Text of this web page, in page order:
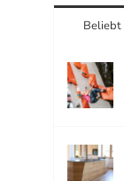
Beliebt